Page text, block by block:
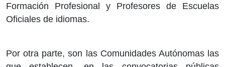
Formación Profesional y Profesores de Escuelas
Oficiales de idiomas.
Por otra parte, son las Comunidades Autónomas las